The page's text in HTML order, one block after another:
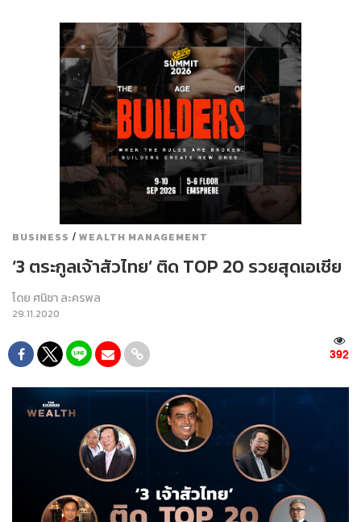
BUSINESS / WEALTH MANAGEMENT
‘3 ตระกูลเจ้าสัวไทย’ ติด TOP 20 รวยสุดเอเชีย
โดย ศนิชา ละครพล
29.11.2020
392